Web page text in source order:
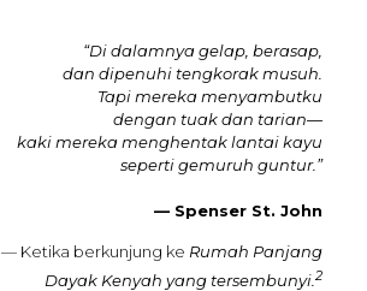
“Di dalamnya gelap, berasap,
dan dipenuhi tengkorak musuh.
Tapi mereka menyambutku
dengan tuak dan tarian—
kaki mereka menghentak lantai kayu
seperti gemuruh guntur.”
— Spenser St. John
— Ketika berkunjung ke Rumah Panjang
Dayak Kenyah yang tersembunyi.2